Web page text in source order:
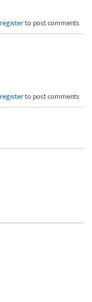
registerto post comments
registerto post comments